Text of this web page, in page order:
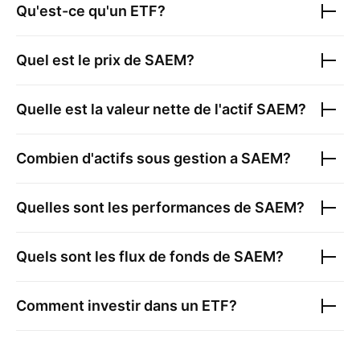
Qu'est-ce qu'un ETF?
Quel est le prix de SAEM?
Quelle est la valeur nette de l'actif SAEM?
Combien d'actifs sous gestion a SAEM?
Quelles sont les performances de SAEM?
Quels sont les flux de fonds de SAEM?
Comment investir dans un ETF?